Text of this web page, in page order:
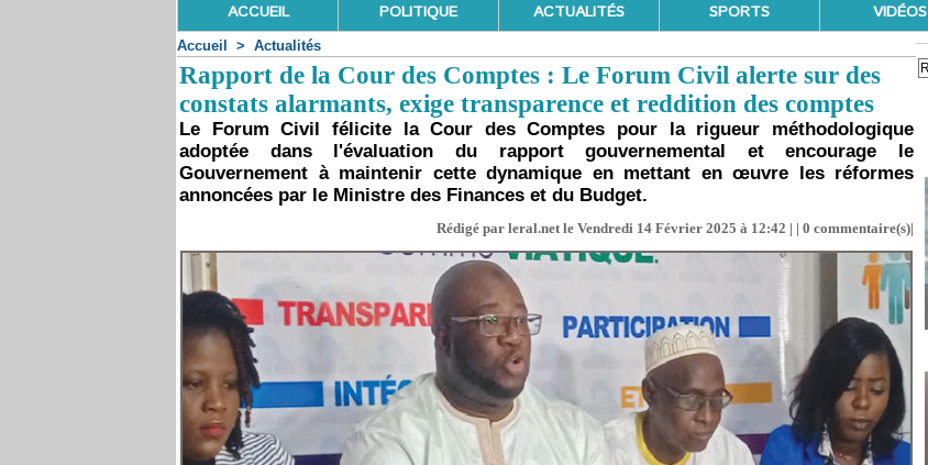
ACCUEIL POLITIQUE ACTUALITÉS SPORTS VIDÉOS
Accueil > Actualités
Rapport de la Cour des Comptes : Le Forum Civil alerte sur des
constats alarmants, exige transparence et reddition des comptes
Le Forum Civil félicite la Cour des Comptes pour la rigueur méthodologique
adoptée dans l'évaluation du rapport gouvernemental et encourage le
Gouvernement à maintenir cette dynamique en mettant en œuvre les réformes
annoncées par le Ministre des Finances et du Budget.
Rédigé par leral.net le Vendredi 14 Février 2025 à 12:42 | | 0 commentaire(s)|